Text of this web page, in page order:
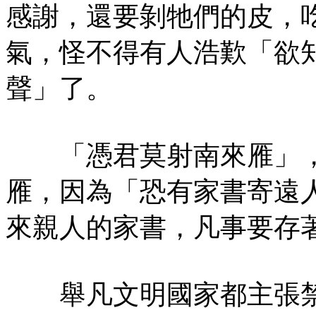
感謝，還要剝牠們的皮，
氣，怪不得有人浩歎「欲
聲」了。
「憑君莫射南來雁」
雁，因為「恐有家書寄遠
來親人的家書，凡事要存
舉凡文明國家都主張